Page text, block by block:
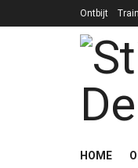
Ontbijt
HOME